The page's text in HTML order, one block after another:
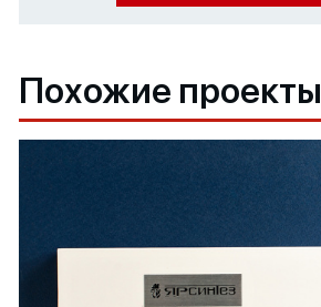
Похожие проекты